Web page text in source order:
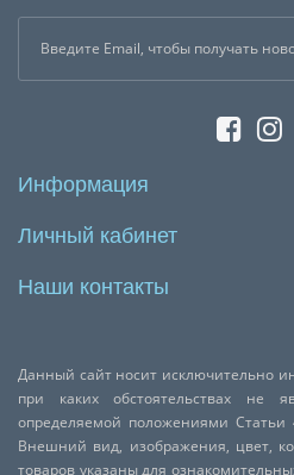
Информация
Личный кабинет
Наши контакты
Данный сайт носит исключительно
при каких обстоятельствах не
определяемой положениями Статьи
Внешний вид, изображения, цвет,
товаров указаны для